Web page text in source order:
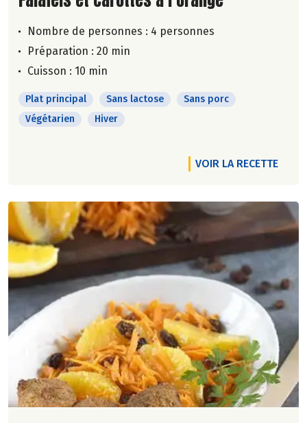
Nombre de personnes : 4 personnes
Préparation : 20 min
Cuisson : 10 min
Plat principal Sans lactose
Sans porc
Végétarien
Hiver
VOIR LA RECETTE